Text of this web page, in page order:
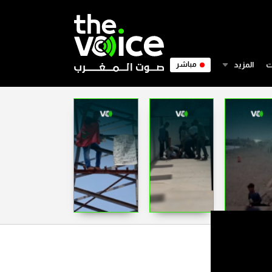
المزيد مباشر